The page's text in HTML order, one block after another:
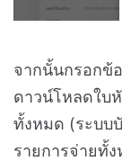
จากนั้นกรอกข้
ดาวน์โหลดใบ
ทั้งหมด (ระบบ
รายการจ่ายทั้